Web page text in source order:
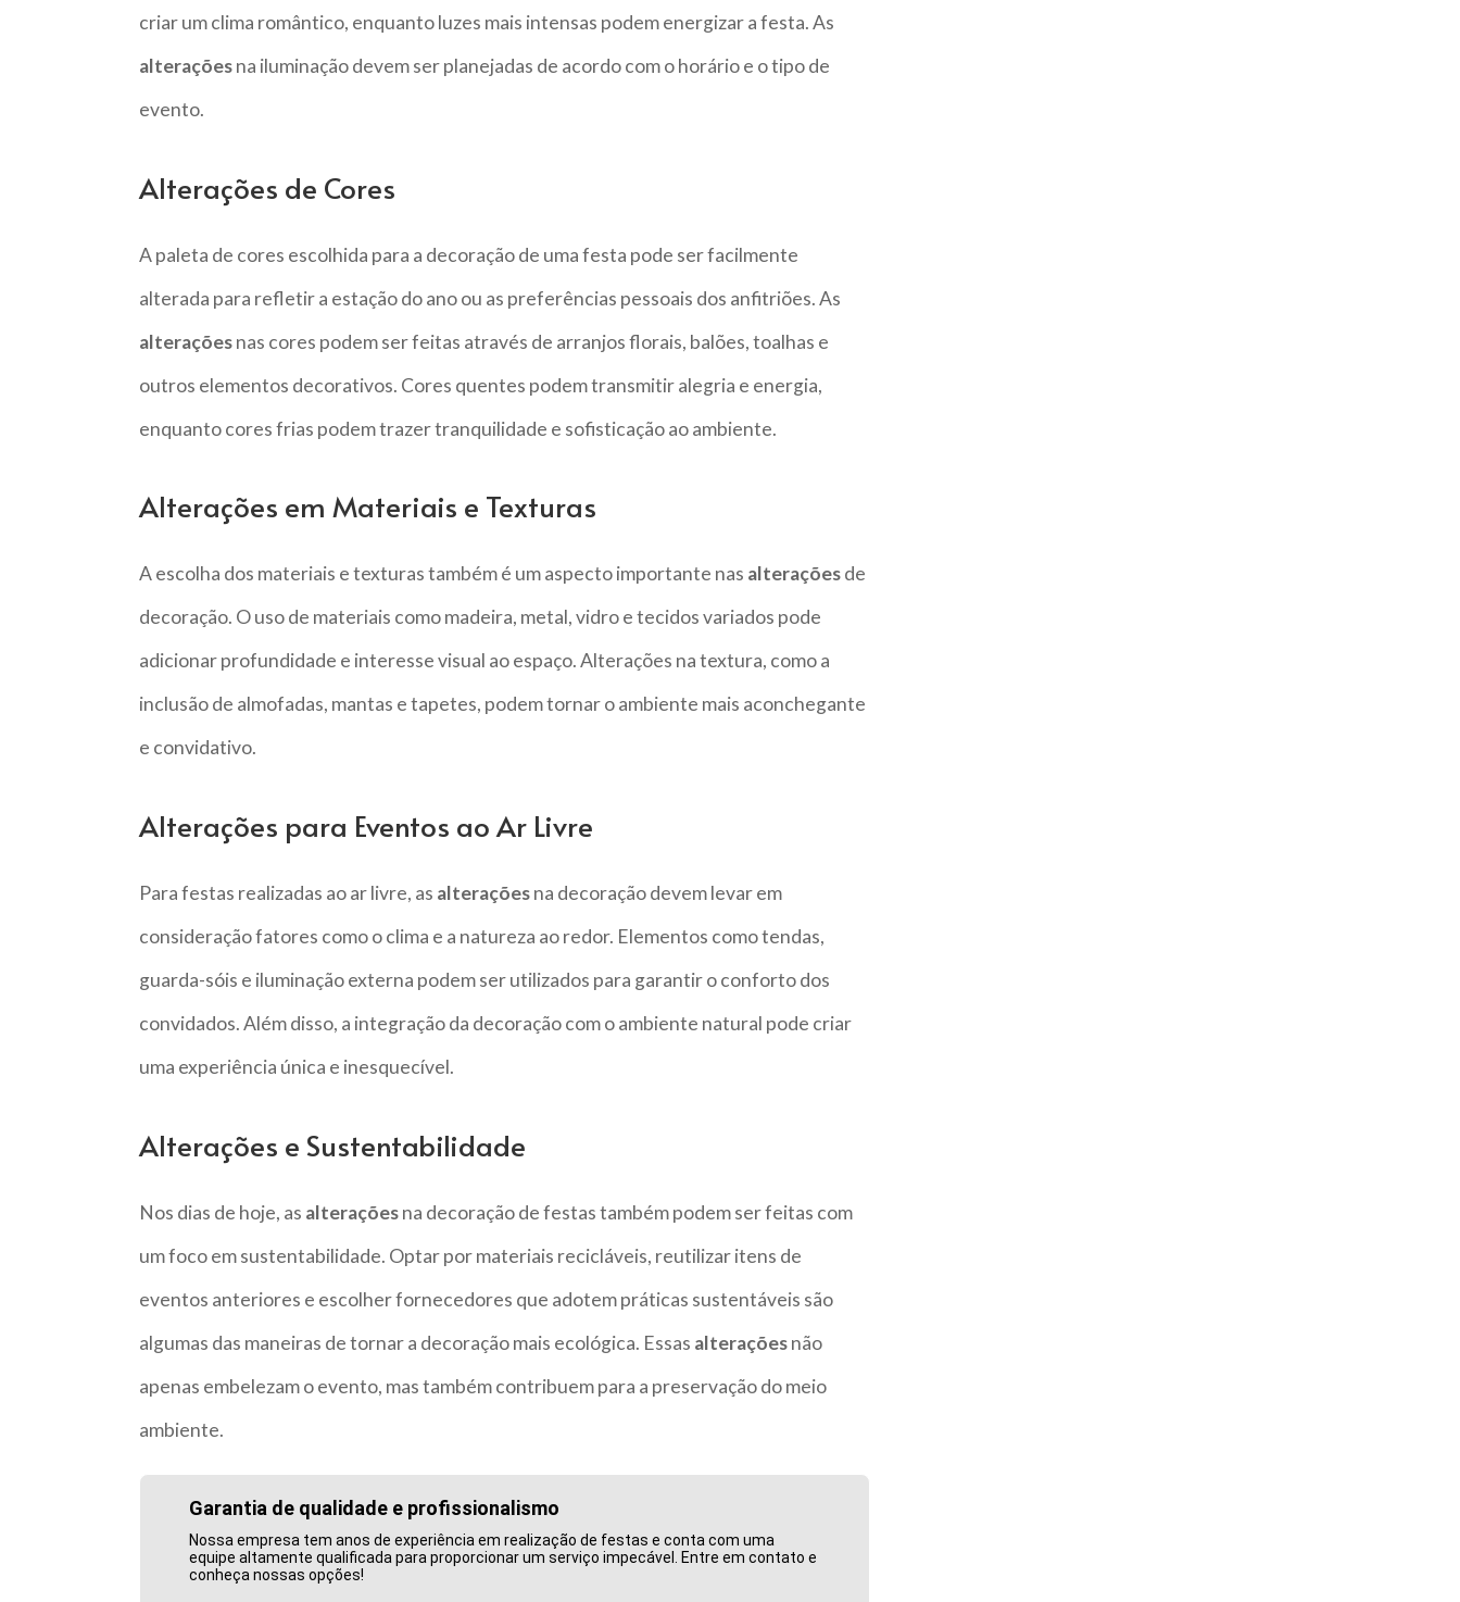
criar um clima romântico, enquanto luzes mais intensas podem energizar a festa. As
alteraçõesna iluminação devem ser planejadas de acordo com o horário e o tipo de
evento.
Alterações de Cores
A paleta de cores escolhida para a decoração de uma festa pode ser facilmente
alterada para refletir a estação do ano ou as preferências pessoais dos anfitriões. As
alteraçõesnas cores podem ser feitas através de arranjos florais, balões, toalhas e
outros elementos decorativos. Cores quentes podem transmitir alegria e energia,
enquanto cores frias podem trazer tranquilidade e sofisticação ao ambiente.
Alterações em Materiais e Texturas
A escolha dos materiais e texturas também é um aspecto importante nas alteraçõesde
decoração. O uso de materiais como madeira, metal, vidro e tecidos variados pode
adicionar profundidade e interesse visual ao espaço. Alterações na textura, como a
inclusão de almofadas, mantas e tapetes, podem tornar o ambiente mais aconchegante
e convidativo.
Alterações para Eventos ao Ar Livre
Para festas realizadas ao ar livre, as alteraçõesna decoração devem levar em
consideração fatores como o clima e a natureza ao redor. Elementos como tendas,
guarda-sóis e iluminação externa podem ser utilizados para garantir o conforto dos
convidados. Além disso, a integração da decoração com o ambiente natural pode criar
uma experiência única e inesquecível.
Alterações e Sustentabilidade
Nos dias de hoje, as alteraçõesna decoração de festas também podem ser feitas com
um foco em sustentabilidade. Optar por materiais recicláveis, reutilizar itens de
eventos anteriores e escolher fornecedores que adotem práticas sustentáveis são
algumas das maneiras de tornar a decoração mais ecológica. Essas alteraçõesnão
apenas embelezam o evento, mas também contribuem para a preservação do meio
ambiente.
Garantia de qualidade e profissionalismo
Nossa empresa tem anos de experiência em realização de festas e conta com uma
equipe altamente qualificada para proporcionar um serviço impecável. Entre em contato e
conheça nossas opções!